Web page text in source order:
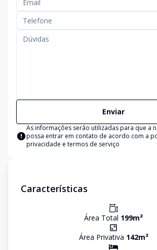
Enviar
As informações serão utilizadas para que a
possa entrar em contato de acordo com a
privacidade e termos de serviço
Características
Área Total 199m²
Área Privativa 142m²